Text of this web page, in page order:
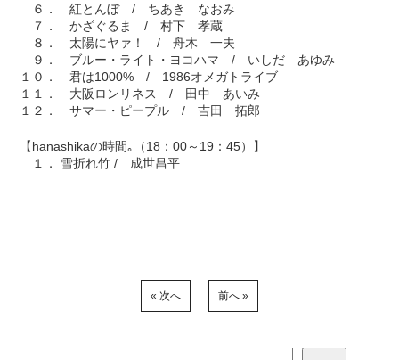
６． 紅とんぼ / ちあき なおみ
７． かざぐるま / 村下 孝蔵
８． 太陽にヤァ！ / 舟木 一夫
９． ブルー・ライト・ヨコハマ / いしだ あゆみ
１０． 君は1000% / 1986オメガトライブ
１１． 大阪ロンリネス / 田中 あいみ
１２． サマー・ピープル / 吉田 拓郎
【hanashikaの時間｡（18：00～19：45）】
１． 雪折れ竹 / 成世昌平
« 次へ 前へ »